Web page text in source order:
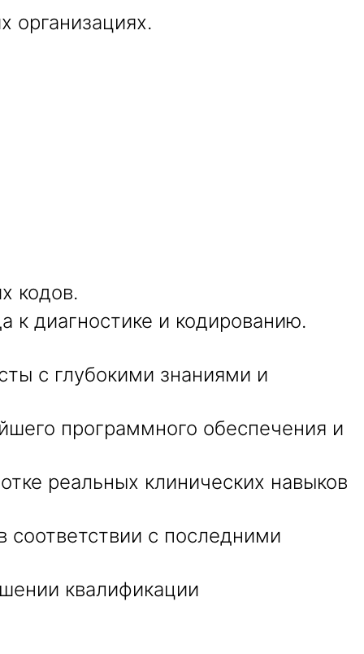
организациях.
кодов.
к диагностике и кодированию.
с глубокими знаниями и
программного обеспечения и
реальных клинических навыков
соответствии с последними
квалификации